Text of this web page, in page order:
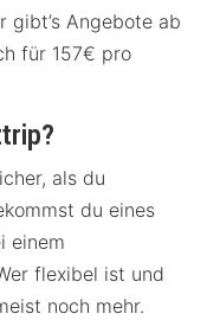
gibt’s Angebote ab
für 157€ pro
als du
du eines
einem
flexibel ist und
noch mehr.